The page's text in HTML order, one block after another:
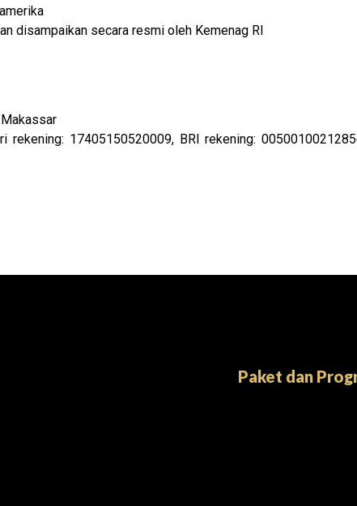
disampaikan secara resmi oleh Kemenag RI
rekening: 17405150520009, BRI rekening:
Paket dan